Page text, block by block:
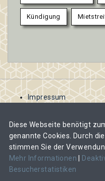
Kündigung
Impressum
Kontakt
Diese Webseite benötigt
genannte Cookies. Durch
stimmen Sie der
Mehr Informationen
Besucherstatistiken